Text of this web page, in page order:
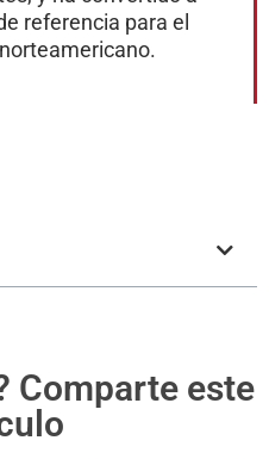
referencia para el
Comparte este